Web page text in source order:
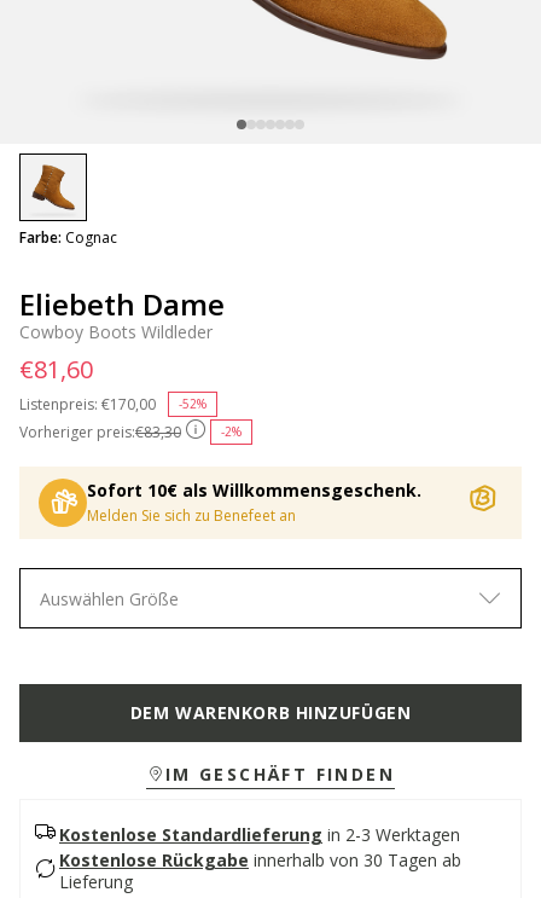
Eliebeth Dame
Cowboy Boots Wildleder
Vorheriger preis:€83,30 -2%
Listenpreis: Price reduced from
€170,00 -52%
€81,60
Sofort 10€ als Willkommensgeschenk.
Melden Sie sich zu Benefeet an
Farbe: Cognac
selected
Auswählen Größe
DEM WARENKORB HINZUFÜGEN
IM GESCHÄFT FINDEN
Kostenlose Standardlieferung in 2-3 Werktagen
Kostenlose Rückgabe innerhalb von 30 Tagen ab
Lieferung